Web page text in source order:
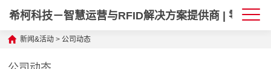
希柯科技－智慧运营与RFID解决方案提供商 | 零售·政
新闻&活动 >公司动态